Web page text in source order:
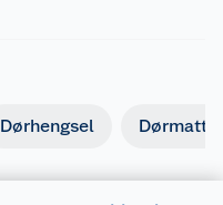
Dørhengsel Dørmatte